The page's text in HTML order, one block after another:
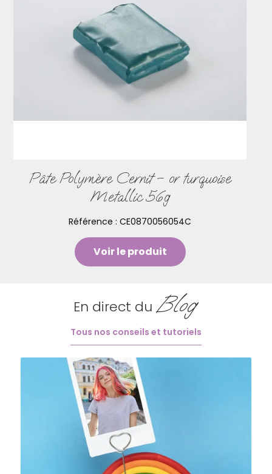
Pâte Polymère Cernit – or turquoise
Metallic 56g
Référence : CE0870056054C
Voir le produit
En direct du Blog
Tous nos conseils et tutoriels